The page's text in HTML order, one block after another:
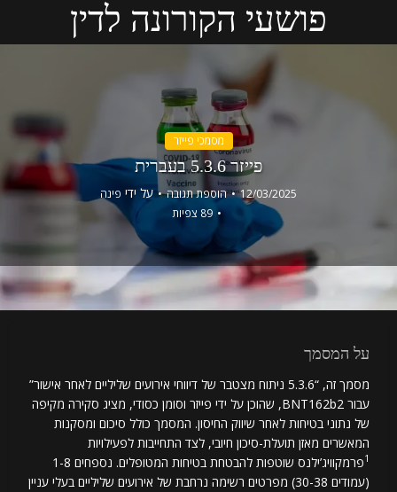
פושעי הקורונה לדין
מסמכי פייזר
פייזר 5.3.6 בעברית
12/03/2025 הוספת תגובה על ידי פינה
89 צפיות
על המסמך
מסמך זה, “5.3.6 ניתוח מצטבר של דיווחי אירועים שליליים לאחר אישור”
עבור BNT162b2, שהוכן על ידי פייזר וסומן כסודי, מציג סקירה מקיפה
של נתוני בטיחות לאחר שיווק החיסון. המסמך כולל סיכום ומסקנות
המאשרים מאזן תועלת-סיכון חיובי, לצד התחייבות לפעילויות
1
פרמקוויג’ילנס שוטפות להבטחת בטיחות המטופלים. נספחים 1-8
(עמודים 30-38) מפרטים רשימה נרחבת של אירועים שליליים בעלי עניין